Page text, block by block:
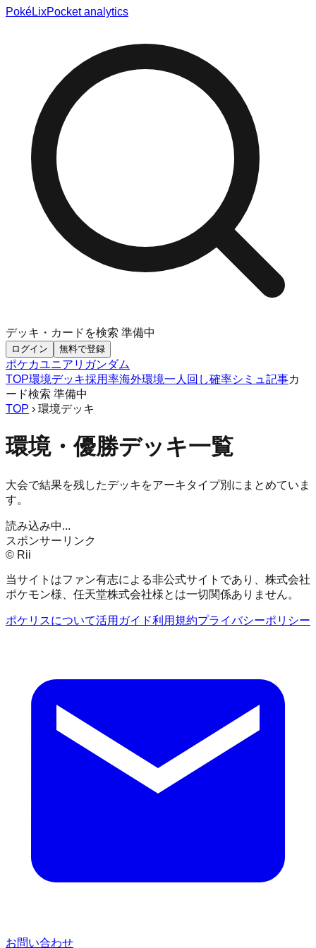
PokéLixPocket analytics
デッキ・カードを検索 準備中
ログイン 無料で登録
ポケカユニアリ ガンダム
TOP環境デッキ採用率海外環境一人回し確率シミュ 記事カ
ード検索 準備中
TOP › 環境デッキ
環境・優勝デッキ一覧
大会で結果を残したデッキをアーキタイプ別にまとめていま
す。
読み込み中...
スポンサーリンク
© Rii
当サイトはファン有志による非公式サイトであり、株式会社
ポケモン様、任天堂株式会社様とは一切関係ありません。
ポケリスについて活用ガイド利用規約プライバシーポリシー
お問い合わせ